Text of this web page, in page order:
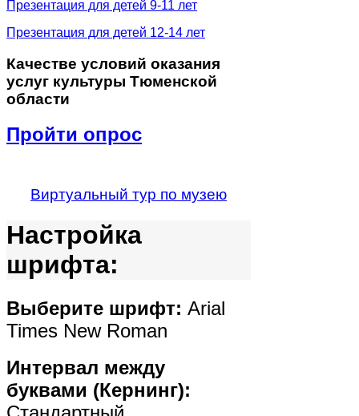
Презентация для детей 9-11 лет
Презентация для детей 12-14 лет
Качестве условий оказания
услуг культуры Тюменской
области
Пройти опрос
Виртуальный тур по музею
Настройка
шрифта:
Выберите шрифт: Arial
Times New Roman
Интервал между
буквами (Кернинг):